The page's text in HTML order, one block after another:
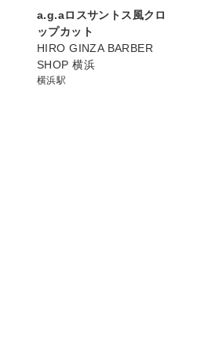
a.g.aロスサントス風クロ
ップカット
HIRO GINZA BARBER
SHOP 横浜
横浜駅